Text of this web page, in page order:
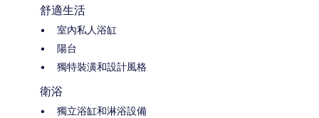
舒適生活
室內私人浴缸
陽台
獨特裝潢和設計風格
衛浴
獨立浴缸和淋浴設備